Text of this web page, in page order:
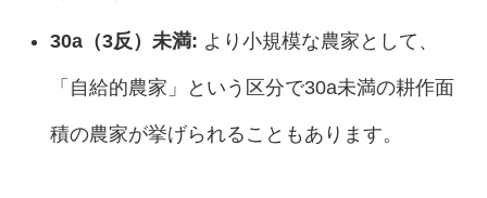
30a（3反）未満: より小規模な農家として、
「自給的農家」という区分で30a未満の耕作面
積の農家が挙げられることもあります。